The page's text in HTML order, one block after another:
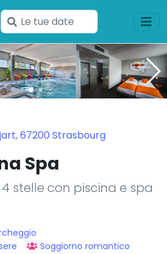
Inserisci
le
tue
date
67200 Strasbourg
Spa
stelle con piscina e spa
Soggiorno romantico